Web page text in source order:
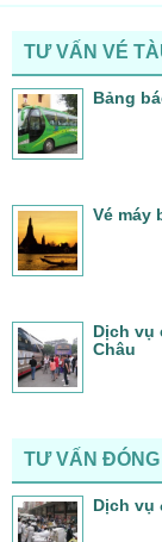
TƯ VẤN VÉ
Bảng
Vé máy
Dịch vụ
Châu
TƯ VẤN ĐÓNG
Dịch vụ